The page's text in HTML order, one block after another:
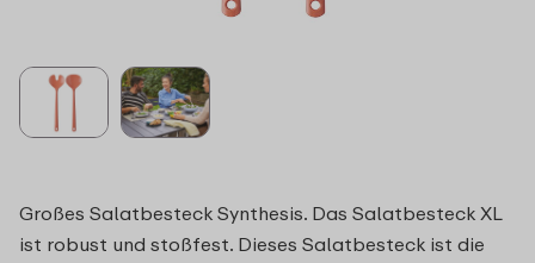
Großes Salatbesteck Synthesis. Das Salatbesteck XL
ist robust und stoßfest. Dieses Salatbesteck ist die